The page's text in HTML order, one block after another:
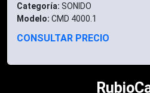
Categoría: SONIDO
Modelo: CMD 4000.1
CONSULTAR PRECIO